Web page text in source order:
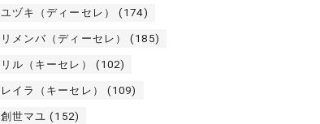
ユヅキ（ディーセレ） (174)
リメンバ（ディーセレ） (185)
リル（キーセレ） (102)
レイラ（キーセレ） (109)
創世マユ (152)